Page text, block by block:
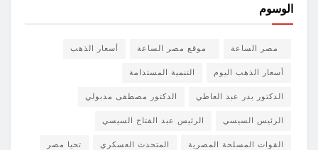
الوسوم
مصر الساعة موقع مصر الساعة أسعار الذهب
أسعار الذهب اليوم التنمية المستدامة
الدكتور بدر عبد العاطي الدكتور مصطفى مدبولي
الرئيس السيسي الرئيس عبد الفتاح السيسي
القوات المسلحة المصرية المتحدث العسكري تحيا مصر